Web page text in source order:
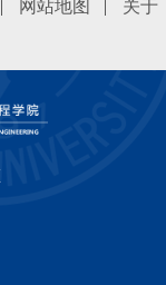
| 网站地图 |
关于